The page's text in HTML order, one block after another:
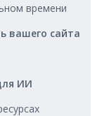
времени
вашего сайта
ИИ